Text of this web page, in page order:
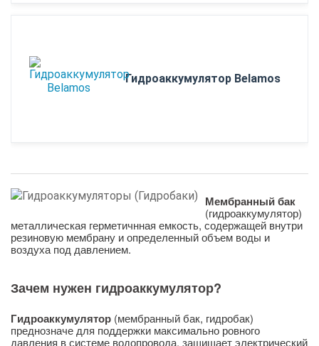
Гидроаккумулятор Belamos
Мембранный бак
(гидроаккумулятор)
металлическая герметичнная емкость, содержащей внутри
резиновую мембрану и определенный объем воды и
воздуха под давлением.
Зачем нужен гидроаккумулятор?
Гидроаккумулятор (мембранный бак, гидробак)
преднозначе для поддержки максимально ровного
давления в системе водопровода, защищает электрический